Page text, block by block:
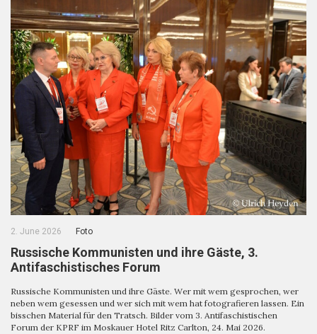
2. June 2026 Foto
Russische Kommunisten und ihre Gäste, 3.
Antifaschistisches Forum
Russische Kommunisten und ihre Gäste. Wer mit wem gesprochen, wer
neben wem gesessen und wer sich mit wem hat fotografieren lassen. Ein
bisschen Material für den Tratsch. Bilder vom 3. Antifaschistischen
Forum der KPRF im Moskauer Hotel Ritz Carlton, 24. Mai 2026.